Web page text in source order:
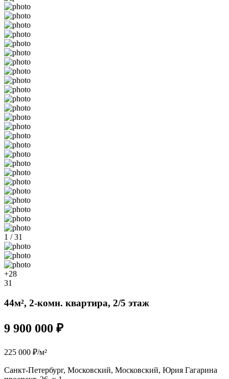
1 / 31
+28
31
44м², 2-комн. квартира, 2/5 этаж
9 900 000 ₽
225 000 ₽/м²
Санкт-Петербург, Московский, Московский, Юрия Гагарина